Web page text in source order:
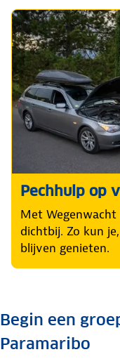
Pechhulp op
Met
dichtbij. Zo kun
blijven genieten.
Begin een
Paramaribo